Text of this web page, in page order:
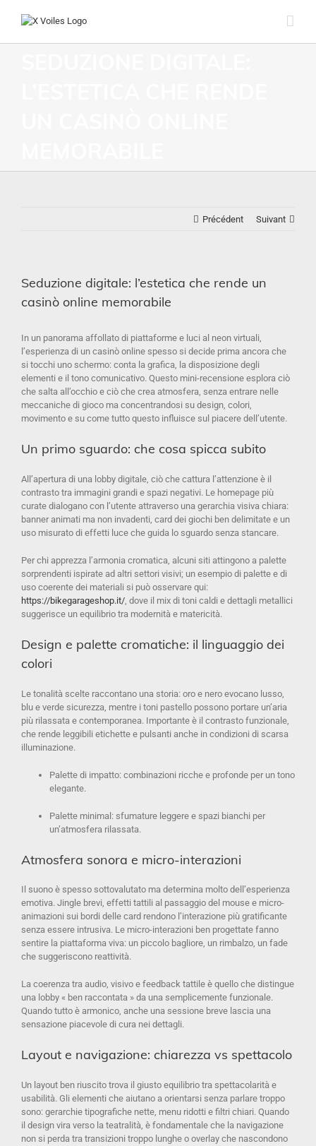
Précédent Suivant
Seduzione digitale: l’estetica che rende un
casinò online memorabile
In un panorama affollato di piattaforme e luci al neon virtuali,
l’esperienza di un casinò online spesso si decide prima ancora che
si tocchi uno schermo: conta la grafica, la disposizione degli
elementi e il tono comunicativo. Questo mini-recensione esplora ciò
che salta all’occhio e ciò che crea atmosfera, senza entrare nelle
meccaniche di gioco ma concentrandosi su design, colori,
movimento e su come tutto questo influisce sul piacere dell’utente.
Un primo sguardo: che cosa spicca subito
All’apertura di una lobby digitale, ciò che cattura l’attenzione è il
contrasto tra immagini grandi e spazi negativi. Le homepage più
curate dialogano con l’utente attraverso una gerarchia visiva chiara:
banner animati ma non invadenti, card dei giochi ben delimitate e un
uso misurato di effetti luce che guida lo sguardo senza stancare.
Per chi apprezza l’armonia cromatica, alcuni siti attingono a palette
sorprendenti ispirate ad altri settori visivi; un esempio di palette e di
uso coerente dei materiali si può osservare qui:
https://bikegarageshop.it/ , dove il mix di toni caldi e dettagli metallici
suggerisce un equilibrio tra modernità e matericità.
Design e palette cromatiche: il linguaggio dei
colori
Le tonalità scelte raccontano una storia: oro e nero evocano lusso,
blu e verde sicurezza, mentre i toni pastello possono portare un’aria
più rilassata e contemporanea. Importante è il contrasto funzionale,
che rende leggibili etichette e pulsanti anche in condizioni di scarsa
illuminazione.
Palette di impatto: combinazioni ricche e profonde per un tono
elegante.
Palette minimal: sfumature leggere e spazi bianchi per
un’atmosfera rilassata.
Atmosfera sonora e micro-interazioni
Il suono è spesso sottovalutato ma determina molto dell’esperienza
emotiva. Jingle brevi, effetti tattili al passaggio del mouse e micro-
animazioni sui bordi delle card rendono l’interazione più gratificante
senza essere intrusiva. Le micro-interazioni ben progettate fanno
sentire la piattaforma viva: un piccolo bagliore, un rimbalzo, un fade
che suggeriscono reattività.
La coerenza tra audio, visivo e feedback tattile è quello che distingue
una lobby « ben raccontata » da una semplicemente funzionale.
Quando tutto è armonico, anche una sessione breve lascia una
sensazione piacevole di cura nei dettagli.
Layout e navigazione: chiarezza vs spettacolo
Un layout ben riuscito trova il giusto equilibrio tra spettacolarità e
usabilità. Gli elementi che aiutano a orientarsi senza parlare troppo
sono: gerarchie tipografiche nette, menu ridotti e filtri chiari. Quando
il design vira verso la teatralità, è fondamentale che la navigazione
non si perda tra transizioni troppo lunghe o overlay che nascondono